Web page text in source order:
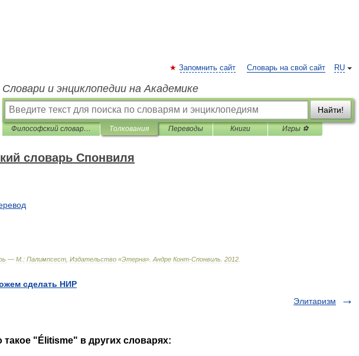
RU
Запомнить сайт Словарь на свой сайт
Словари и энциклопедии на Академике
Найти!
Философский словарь Спонвиля Толкования Переводы Книги Игры ⚽
словарь Спонвиля
— М : Палимпсест Издательство «Этерна» Андре Конт-Спонвиль 2012
сделать НИР
Элитаризм
такое "Élitisme" в других словарях: